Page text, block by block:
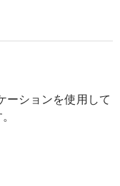
ーションを使用して